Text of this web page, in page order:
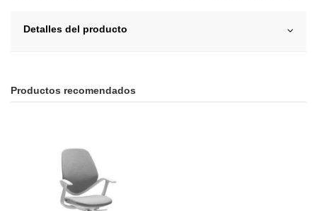
Detalles del producto
Productos recomendados